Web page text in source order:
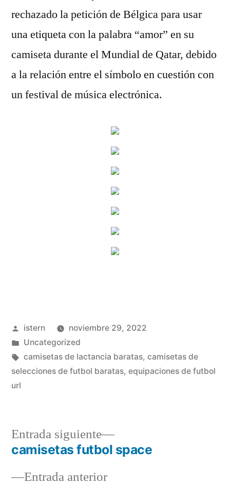
rechazado la petición de Bélgica para usar
una etiqueta con la palabra “amor” en su
camiseta durante el Mundial de Qatar, debido
a la relación entre el símbolo en cuestión con
un festival de música electrónica.
Publicado
por
istern
noviembre 29, 2022
Publicado
en
Uncategorized
Etiquetas:
camisetas de lactancia baratas, camisetas de
selecciones de futbol baratas, equipaciones de futbol
url
Navegación
Entrada anteriorEntrada
Entrada siguiente
Entrada
siguiente:
camisetas futbol space